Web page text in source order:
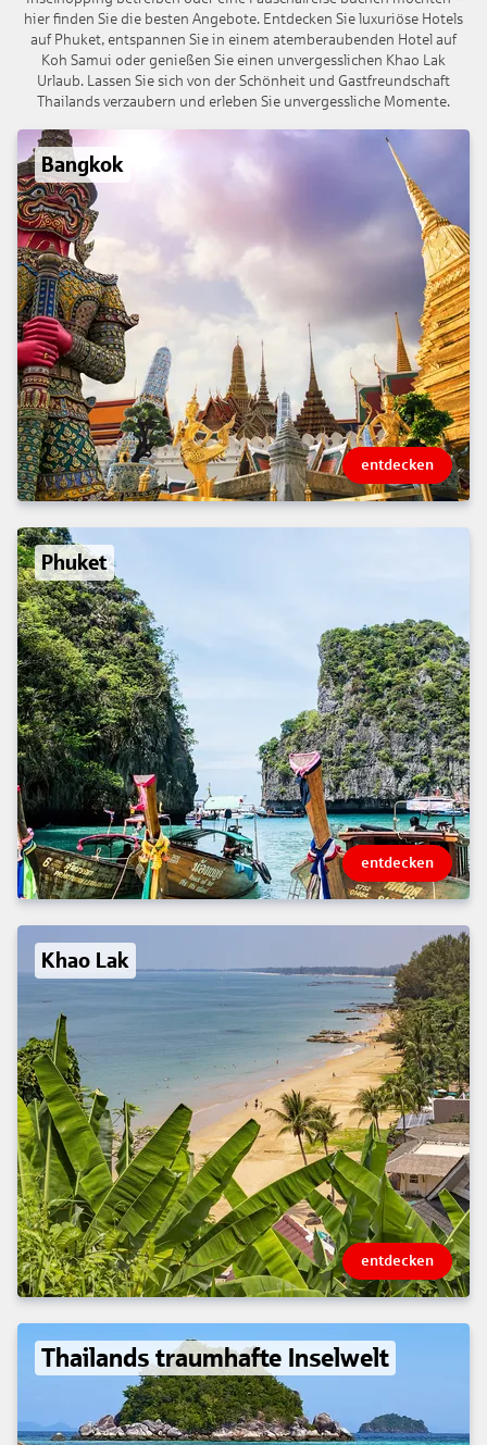
hier finden Sie die besten Angebote. Entdecken Sie luxuriöse Hotels
auf Phuket, entspannen Sie in einem atemberaubenden Hotel auf
Koh Samui oder genießen Sie einen unvergesslichen Khao Lak
Urlaub. Lassen Sie sich von der Schönheit und Gastfreundschaft
Thailands verzaubern und erleben Sie unvergessliche Momente.
Bangkok
entdecken
Phuket
entdecken
Khao Lak
entdecken
Thailands traumhafte Inselwelt